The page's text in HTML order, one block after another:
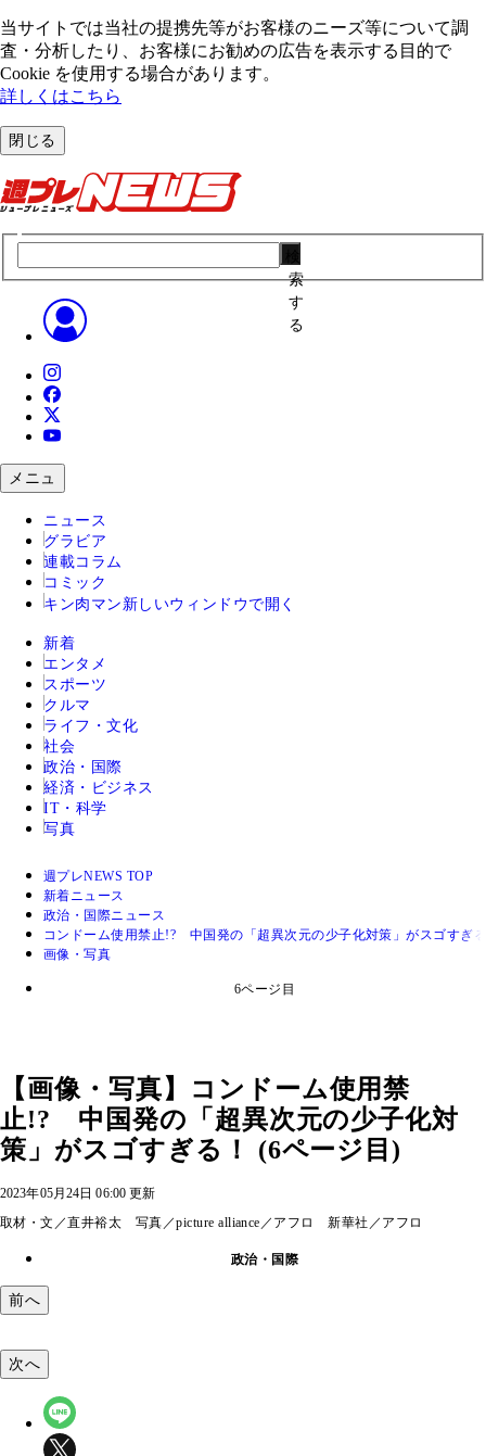
当サイトでは当社の提携先等がお客様のニーズ等について調
査・分析したり、お客様にお勧めの広告を表⽰する⽬的で
Cookie を使⽤する場合があります。
詳しくはこちら
閉じる
索
す
る
メニュ
ニュース
グラビア
連載コラム
コミック
キン肉マン 新しいウィンドウで開く
新着
エンタメ
スポーツ
クルマ
ライフ・文化
社会
政治・国際
経済・ビジネス
IT・科学
写真
週プレNEWS TOP
新着ニュース
政治・国際ニュース
コンドーム使用禁止!? 中国発の「超異次元の少子化対策」がスゴすぎ
画像・写真
6ページ目
【画像・写真】コンドーム使用禁
止!? 中国発の「超異次元の少子化対
策」がスゴすぎる！ (6ページ目)
2023年05月24日 06:00 更新
取材・文／直井裕太 写真／picture alliance／アフロ 新華社／アフロ
政治・国際
前へ
次へ